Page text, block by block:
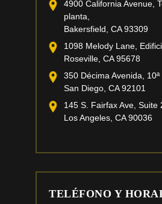
4900 California Avenue,
planta,
Bakersfield, CA 93309
1098 Melody Lane,
Roseville, CA 95678
350 Décima Avenida, 10ª
San Diego, CA 92101
145 S. Fairfax Ave, Suite
Los Angeles, CA 90036
TELÉFONO Y